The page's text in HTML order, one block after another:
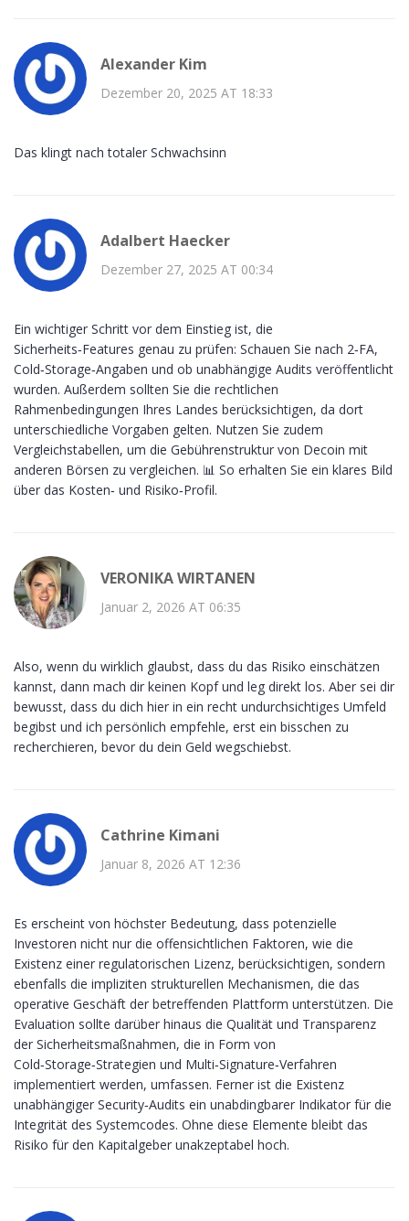
Alexander Kim
Dezember 20, 2025 AT 18:33
Das klingt nach totaler Schwachsinn
Adalbert Haecker
Dezember 27, 2025 AT 00:34
Ein wichtiger Schritt vor dem Einstieg ist, die
Sicherheits‑Features genau zu prüfen: Schauen Sie nach 2‑FA,
Cold‑Storage‑Angaben und ob unabhängige Audits veröffentlicht
wurden. Außerdem sollten Sie die rechtlichen
Rahmenbedingungen Ihres Landes berücksichtigen, da dort
unterschiedliche Vorgaben gelten. Nutzen Sie zudem
Vergleichstabellen, um die Gebührenstruktur von Decoin mit
anderen Börsen zu vergleichen. 📊 So erhalten Sie ein klares Bild
über das Kosten‑ und Risiko‑Profil.
VERONIKA WIRTANEN
Januar 2, 2026 AT 06:35
Also, wenn du wirklich glaubst, dass du das Risiko einschätzen
kannst, dann mach dir keinen Kopf und leg direkt los. Aber sei dir
bewusst, dass du dich hier in ein recht undurchsichtiges Umfeld
begibst und ich persönlich empfehle, erst ein bisschen zu
recherchieren, bevor du dein Geld wegschiebst.
Cathrine Kimani
Januar 8, 2026 AT 12:36
Es erscheint von höchster Bedeutung, dass potenzielle
Investoren nicht nur die offensichtlichen Faktoren, wie die
Existenz einer regulatorischen Lizenz, berücksichtigen, sondern
ebenfalls die impliziten strukturellen Mechanismen, die das
operative Geschäft der betreffenden Plattform unterstützen. Die
Evaluation sollte darüber hinaus die Qualität und Transparenz
der Sicherheitsmaßnahmen, die in Form von
Cold‑Storage‑Strategien und Multi‑Signature‑Verfahren
implementiert werden, umfassen. Ferner ist die Existenz
unabhängiger Security‑Audits ein unabdingbarer Indikator für die
Integrität des Systemcodes. Ohne diese Elemente bleibt das
Risiko für den Kapitalgeber unakzeptabel hoch.